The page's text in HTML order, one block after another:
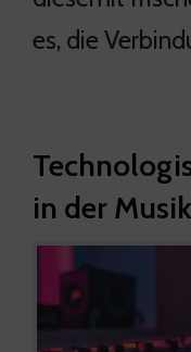
es, die
in der